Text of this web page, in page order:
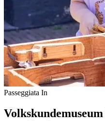
Passeggiata In